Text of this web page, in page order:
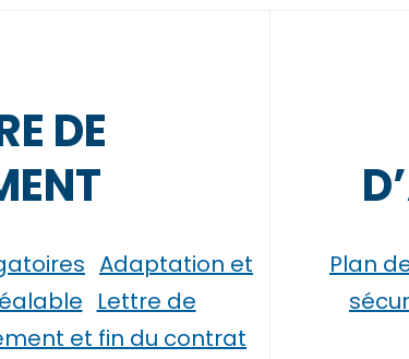
DE
Adaptation et
Lettre de
et fin du contrat
Plan